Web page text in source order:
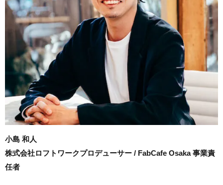
小島 和人
株式会社ロフトワークプロデューサー / FabCafe Osaka 事業責
任者